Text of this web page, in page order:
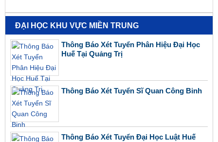
ĐẠI HỌC KHU VỰC MIỀN TRUNG
Thông Báo Xét Tuyển Phân Hiệu Đại Học
Huế Tại Quảng Trị
Thông Báo Xét Tuyển Sĩ Quan Công Binh
Thông Báo Xét Tuyển Đại Học Luật Huế